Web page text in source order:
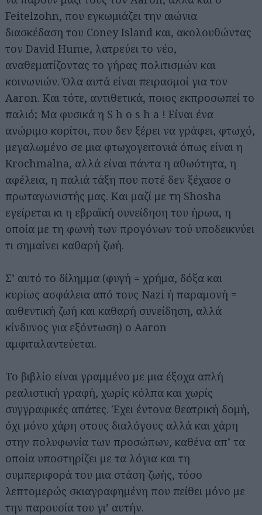
Feitelzohn, που εγκωμιάζει την αιώνια
διασκέδαση του Coney Island και, ακολουθώντας
τον David Hume, λατρεύει το νέο,
αναθεματίζοντας το γήρας πολιτισμών και
κοινωνιών. Όλα αυτά είναι πειρασμοί για τον
Aaron. Και τότε, αντιθετικά, ποιος εκπροσωπεί το
παλιό; Μα φυσικά η S h o s h a ! Είναι ένα
ανώριμο κορίτσι, που δεν ξέρει να γράφει, φτωχό,
μεγαλωμένο σε μια φτωχογειτονιά όπως είναι η
Krochmalna, αλλά είναι πάντα η αθωότητα, η
αφέλεια, η παλιά τάξη που ποτέ δεν ξέχασε ο
πρωταγωνιστής μας. Και μαζί με τη Shosha
εγείρεται κι η εβραϊκή συνείδηση του ήρωα, η
οποία με τη φωνή των προγόνων τού υποδεικνύει
τι σημαίνει καθαρή ζωή.
Σ’ αυτό το δίλημμα (φυγή = χρήμα, δόξα και
κυρίως ασφάλεια από τους Nazi ή παραμονή =
αυθεντική ζωή και καθαρή συνείδηση, αλλά
κίνδυνος για εξόντωση) ο Aaron
αμφιταλαντεύεται.
Το βιβλίο είναι γραμμένο με μια έξοχα απλή
ρεαλιστική γραφή, χωρίς κόλπα και χωρίς
συγγραφικές απάτες. Έχει έντονα θεατρική δομή,
όχι μόνο χάρη στους διαλόγους αλλά και χάρη
στην πολυφωνία των προσώπων, καθένα απ’ τα
οποία υποστηρίζει με τα λόγια και τη
συμπεριφορά του μια στάση ζωής, τόσο
λεπτομερώς σκιαγραφημένη που πείθει μόνο με
την παρουσία του γι’ αυτήν.